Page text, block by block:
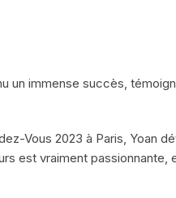
un immense succès,
Vous 2023 à Paris, Yoan
est vraiment passionnante,